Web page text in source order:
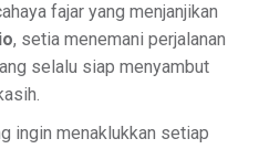
fajar yang menjanjikan
, setia menemani perjalanan
selalu siap menyambut
ingin menaklukkan setiap